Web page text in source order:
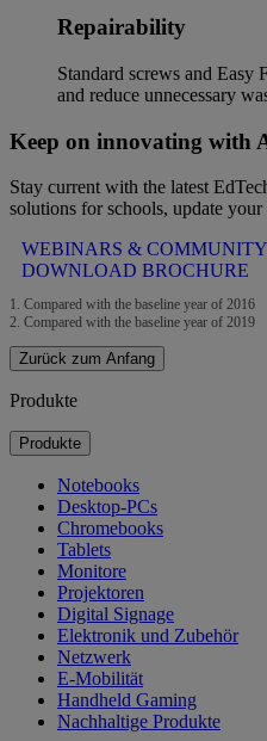
Repairability
Standard screws and Easy
and reduce unnecessary
Keep on innovating with
Stay current with the latest
solutions for schools, update
WEBINARS & COMMUNITY
DOWNLOAD BROCHURE
1. Compared with the baseline year of 2016
2. Compared with the baseline year of 2019
Zurück zum Anfang
Produkte
Produkte
Notebooks
Desktop-PCs
Chromebooks
Tablets
Monitore
Projektoren
Digital Signage
Elektronik und Zubehör
Netzwerk
E-Mobilität
Handheld Gaming
Nachhaltige Produkte